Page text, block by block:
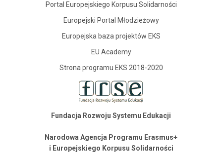
Portal Europejskiego Korpusu Solidarności
Europejski Portal Młodzieżowy
Europejska baza projektów EKS
EU Academy
Strona programu EKS 2018-2020
Fundacja Rozwoju Systemu Edukacji
Narodowa Agencja Programu Erasmus+
i Europejskiego Korpusu Solidarności